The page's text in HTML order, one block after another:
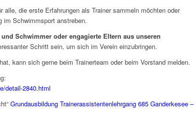
alle, die erste Erfahrungen als Trainer sammeln möchten oder
im Schwimmsport anstreben.
Schwimmer oder engagierte Eltern aus unseren
Schritt sein, um sich im Verein einzubringen.
kann sich gerne beim Trainerteam oder beim Vorstand melden.
detail-2840.html
Grundausbildung Trainerassistentenlehrgang 685 Ganderkesee –